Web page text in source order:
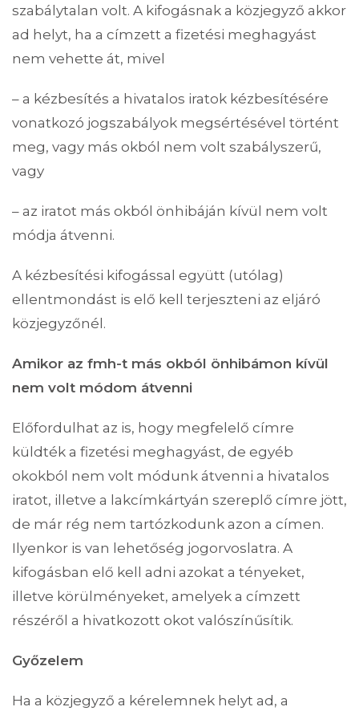
szabálytalan volt. A kifogásnak a közjegyző akkor
ad helyt, ha a címzett a fizetési meghagyást
nem vehette át, mivel
– a kézbesítés a hivatalos iratok kézbesítésére
vonatkozó jogszabályok megsértésével történt
meg, vagy más okból nem volt szabályszerű,
vagy
– az iratot más okból önhibáján kívül nem volt
módja átvenni.
A kézbesítési kifogással együtt (utólag)
ellentmondást is elő kell terjeszteni az eljáró
közjegyzőnél.
Amikor az fmh-t más okból önhibámon kívül
nem volt módom átvenni
Előfordulhat az is, hogy megfelelő címre
küldték a fizetési meghagyást, de egyéb
okokból nem volt módunk átvenni a hivatalos
iratot, illetve a lakcímkártyán szereplő címre jött,
de már rég nem tartózkodunk azon a címen.
Ilyenkor is van lehetőség jogorvoslatra. A
kifogásban elő kell adni azokat a tényeket,
illetve körülményeket, amelyek a címzett
részéről a hivatkozott okot valószínűsítik.
Győzelem
Ha a közjegyző a kérelemnek helyt ad, a